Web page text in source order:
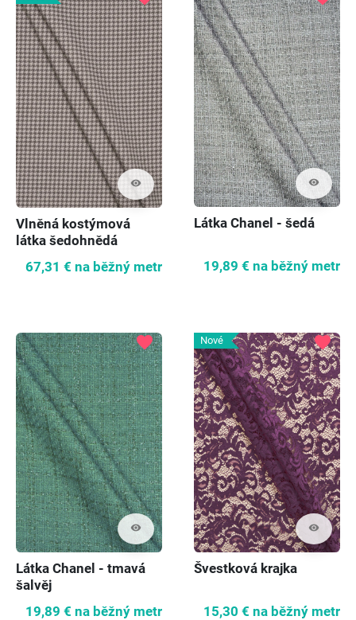
visibility
Vlněná kostýmová
látka šedohnědá
67,31 € na běžný metr
visibility
Látka Chanel - šedá
19,89 € na běžný metr
visibility
favorite
Látka Chanel - tmavá
šalvěj
19,89 € na běžný metr
Nové
visibility
favorite
Švestková krajka
15,30 € na běžný metr